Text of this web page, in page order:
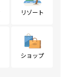
リゾート
ショップ